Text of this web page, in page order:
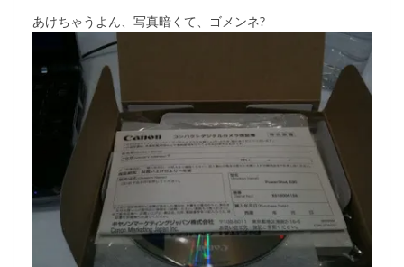
あけちゃうよん、写真暗くて、ゴメンネ?